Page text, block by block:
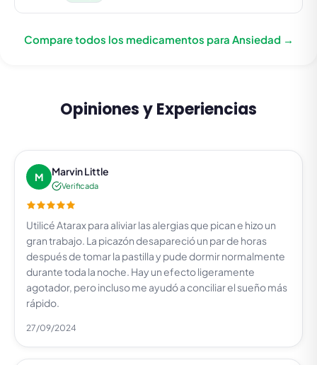
Compare todos los medicamentos para Ansiedad →
Opiniones y Experiencias
M Marvin Little
Verificada
Utilicé Atarax para aliviar las alergias que pican e hizo un
gran trabajo. La picazón desapareció un par de horas
después de tomar la pastilla y pude dormir normalmente
durante toda la noche. Hay un efecto ligeramente
agotador, pero incluso me ayudó a conciliar el sueño más
rápido.
27/09/2024